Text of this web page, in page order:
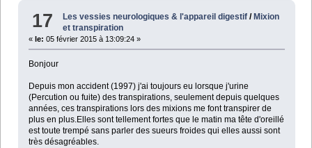
17 Les vessies neurologiques & l'appareil digestif / Mixion
et transpiration
« le: 05 février 2015 à 13:09:24 »
Bonjour
Depuis mon accident (1997) j'ai toujours eu lorsque j'urine
(Percution ou fuite) des transpirations, seulement depuis quelques
années, ces transpirations lors des mixions me font transpirer de
plus en plus.Elles sont tellement fortes que le matin ma tête d'oreillé
est toute trempé sans parler des sueurs froides qui elles aussi sont
très désagréables.